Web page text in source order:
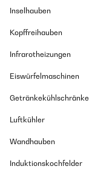
Inselhauben
Kopffreihauben
Infrarotheizungen
Eiswürfelmaschinen
Getränkekühlschränke
Luftkühler
Wandhauben
Induktionskochfelder